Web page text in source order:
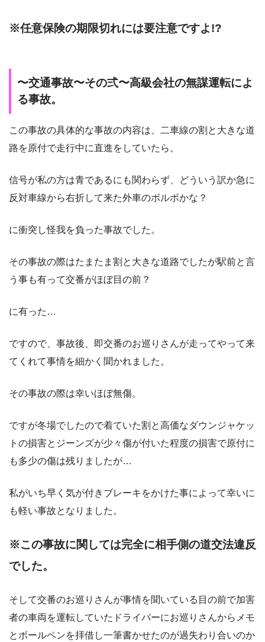
※任意保険の期限切れには要注意ですよ!?
〜交通事故〜その弍〜高級会社の無謀運転によ
る事故。
この事故の具体的な事故の内容は、二車線の割と大きな道
路を原付で走行中に直進をしていたら。
信号が私の方は青であるにも関わらず、どういう訳か急に
反対車線から右折して来た外車のボルボかな？
に衝突し怪我を負った事故でした。
その事故の際はたまたま割と大きな道路でしたが駅前と言
う事も有って交番がほぼ目の前？
に有った…
ですので、事故後、即交番のお巡りさんが走ってやって来
てくれて事情を細かく聞かれました。
その事故の際は幸いほぼ無傷。
ですが冬場でしたので着ていた割と高価なダウンジャケッ
トの損害とジーンズが少々傷が付いた程度の損害で原付に
も多少の傷は残りましたが…
私がいち早く気が付きブレーキをかけた事によって幸いに
も軽い事故となりました。
※この事故に関しては完全に相手側の道交法違反
でした。
そして交番のお巡りさんが事情を聞いている目の前で加害
者の車両を運転していたドライバーにお巡りさんからメモ
とボールペンを拝借し一筆書かせたのが過失わり合いのか